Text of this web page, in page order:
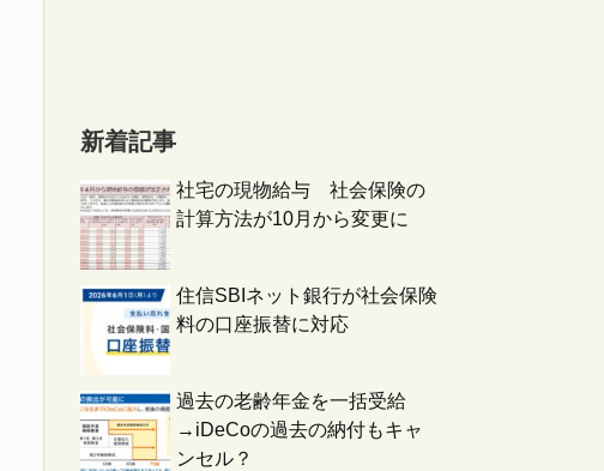
新着記事
社宅の現物給与 社会保険の
計算方法が10月から変更に
住信SBIネット銀行が社会保険
料の口座振替に対応
過去の老齢年金を一括受給
→iDeCoの過去の納付もキャ
ンセル？